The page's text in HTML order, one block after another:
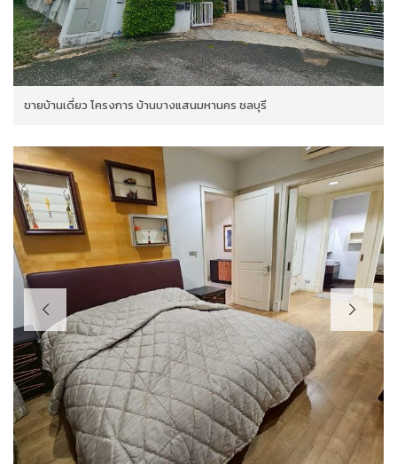
ขายบ้านเดี่ยว โครงการ บ้านบางแสนมหานคร ชลบุรี